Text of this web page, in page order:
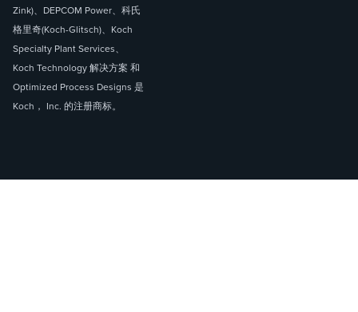
Zink)、DEPCOM Power、科氏
格里奇(Koch-Glitsch)、Koch
Specialty Plant Services、
Koch Technology 解决方案 和
Optimized Process Designs 是
Koch， Inc. 的注册商标。